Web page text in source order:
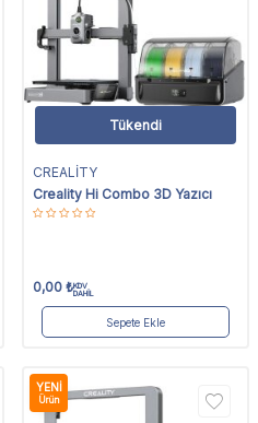
Tükendi
CREALİTY
Creality Hi Combo 3D Yazıcı
0,00 ₺KDV
DAHİL
Sepete Ekle
YENI
Ürün